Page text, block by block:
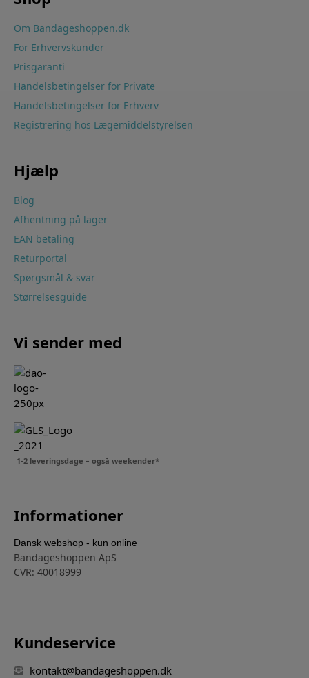
Om Bandageshoppen.dk
For Erhvervskunder
Prisgaranti
Handelsbetingelser for Private
Handelsbetingelser for Erhverv
Registrering hos Lægemiddelstyrelsen
Hjælp
Blog
Afhentning på lager
EAN betaling
Returportal
Spørgsmål & svar
Størrelsesguide
Vi sender med
1-2 leveringsdage – også weekender*
Informationer
Dansk webshop - kun online
Bandageshoppen ApS
CVR: 40018999
Kundeservice
kontakt@bandageshoppen.dk